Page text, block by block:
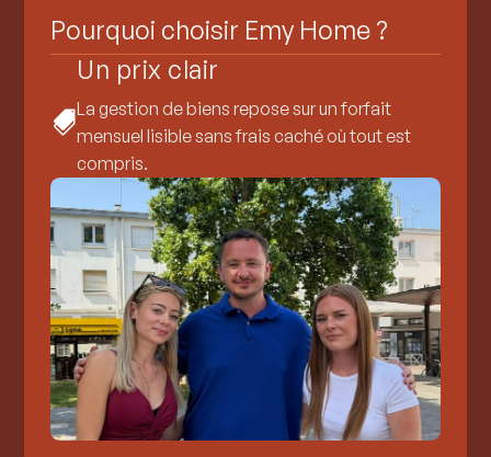
Pourquoi choisir Emy Home ?

Un prix clair
La gestion de biens repose sur un forfait
mensuel lisible sans frais caché où tout est
compris.